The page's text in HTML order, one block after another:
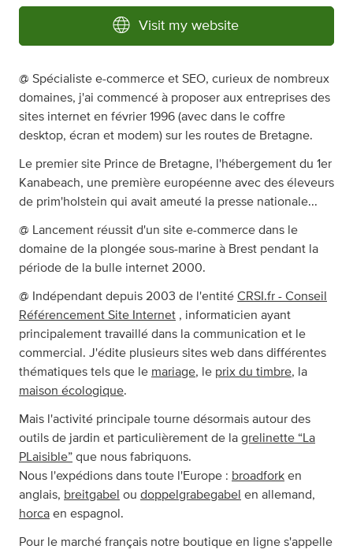
Visit my website
@ Spécialiste e-commerce et SEO, curieux de nombreux
domaines, j'ai commencé à proposer aux entreprises des
sites internet en février 1996 (avec dans le coffre
desktop, écran et modem) sur les routes de Bretagne.
Le premier site Prince de Bretagne, l'hébergement du 1er
Kanabeach, une première européenne avec des éleveurs
de prim'holstein qui avait ameuté la presse nationale...
@ Lancement réussit d'un site e-commerce dans le
domaine de la plongée sous-marine à Brest pendant la
période de la bulle internet 2000.
@ Indépendant depuis 2003 de l'entité CRSI.fr - Conseil
Référencement Site Internet , informaticien ayant
principalement travaillé dans la communication et le
commercial. J'édite plusieurs sites web dans différentes
thématiques tels que le mariage, le prix du timbre, la
maison écologique.
Mais l'activité principale tourne désormais autour des
outils de jardin et particulièrement de la grelinette “La
PLaisible” que nous fabriquons.
Nous l'expédions dans toute l'Europe : broadfork en
anglais, breitgabel ou doppelgrabegabel en allemand,
horca en espagnol.
Pour le marché français notre boutique en ligne s'appelle